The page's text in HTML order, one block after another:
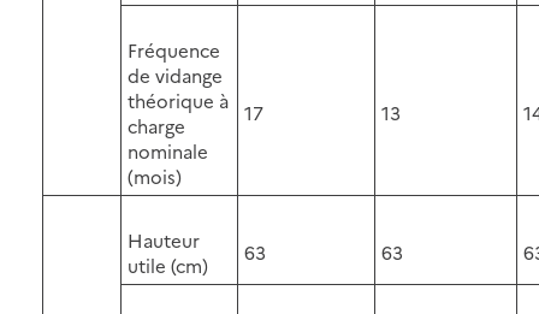
Fréquence
de vidange
théorique à
charge
nominale
(mois)
17 13
Hauteur
utile (cm)
63 63